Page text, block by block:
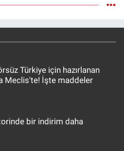
Türkiye için hazırlanan
Meclis'te! İşte maddeler
bir indirim daha